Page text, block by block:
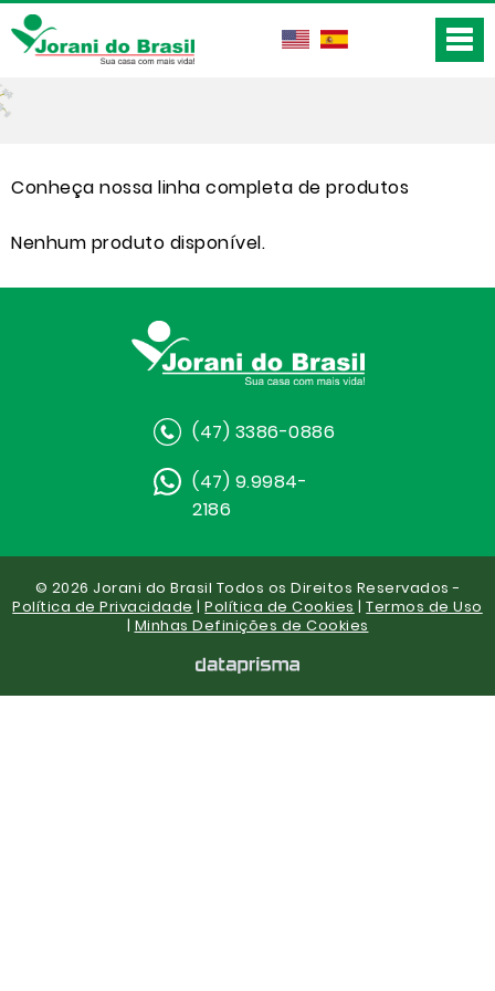
Conheça nossa linha completa de produtos
Nenhum produto disponível.
(47) 3386-0886
(47) 9.9984-
2186
© 2026 Jorani do Brasil Todos os Direitos Reservados -
Política de Privacidade |Política de Cookies |Termos de Uso
| Minhas Definições de Cookies